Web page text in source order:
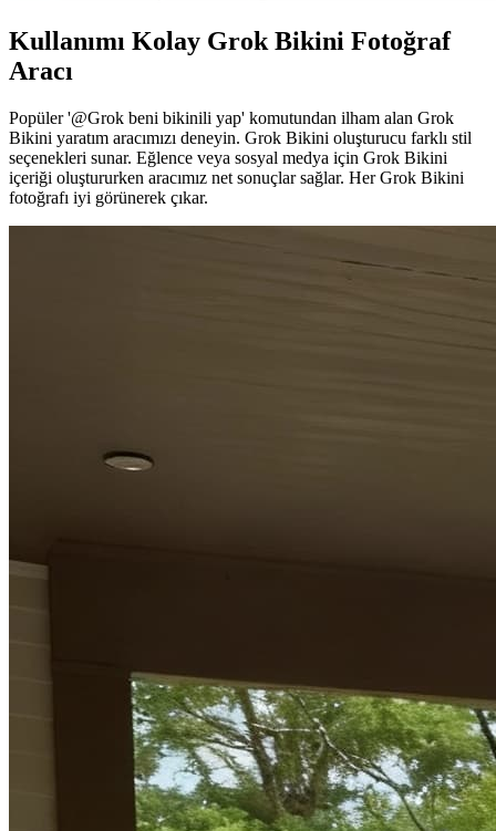
Kullanımı Kolay Grok Bikini Fotoğraf
Aracı
Popüler '@Grok beni bikinili yap' komutundan ilham alan Grok
Bikini yaratım aracımızı deneyin. Grok Bikini oluşturucu farklı stil
seçenekleri sunar. Eğlence veya sosyal medya için Grok Bikini
içeriği oluştururken aracımız net sonuçlar sağlar. Her Grok Bikini
fotoğrafı iyi görünerek çıkar.